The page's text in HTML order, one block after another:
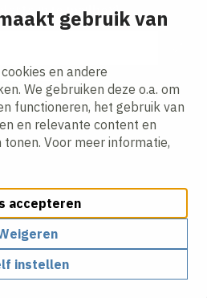
gebruik van
en andere
We gebruiken deze o.a. om
functioneren, het gebruik van
en relevante content en
Voor meer informatie,
accepteren
instellen
in je mailbox!
statement.
beleidPrivacy policy